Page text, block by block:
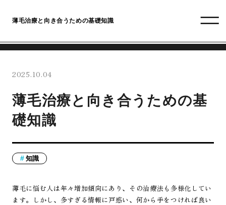
薄毛治療と向き合うための基礎知識
2025.10.04
薄毛治療と向き合うための基
礎知識
知識
薄毛に悩む人は年々増加傾向にあり、その治療法も多様化してい
ます。しかし、多すぎる情報に戸惑い、何から手をつければ良い